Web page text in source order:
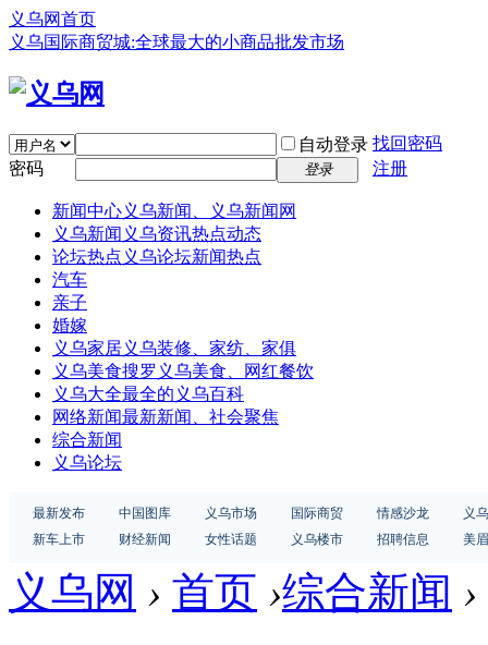
义乌网首页
义乌国际商贸城:全球最大的小商品批发市场
自动登录 找回密码
密码
登录 注册
新闻中心义乌新闻、义乌新闻网
义乌新闻 义乌资讯热点动态
论坛热点 义乌论坛新闻热点
汽车
亲子
婚嫁
义乌家居义乌装修、家纺、家俱
义乌美食搜罗义乌美食、网红餐饮
义乌大全最全的义乌百科
网络新闻最新新闻、社会聚焦
综合新闻
义乌论坛
最新发布 中国图库 义乌市场 国际商贸 情感沙龙
义
新车上市
财经新闻 女性话题 义乌楼市 招聘信息 美
义乌网 › 首页 ›综合新闻 ›